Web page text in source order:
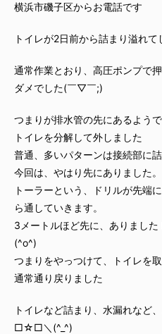
横浜市磯子区からお電話です
トイレが2日前から詰まり溢れて
通常作業とおり、高圧ポンプで
ダメでした(￣▽￣;)
つまりが排水管の先にあるよう
トイレを分解して外しました
普通、多いパターンは接続部に
今回は、やはり先にありました。
トーラーという、ドリルが先端
ら通していきます。
3メートルほど先に、ありました
(^o^)
つまりをやっつけて、トイレを
通常通り戻りました
トイレなど詰まり、水漏れなど
□☆□＼(^_^)